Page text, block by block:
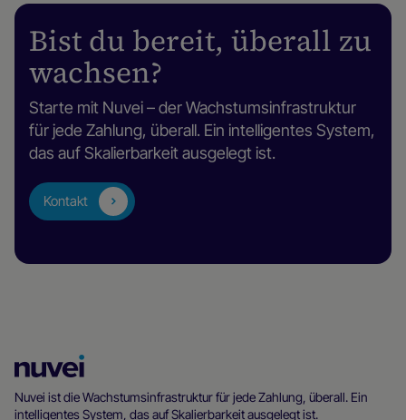
Bist du bereit, überall zu
wachsen?
Starte mit Nuvei – der Wachstumsinfrastruktur
für jede Zahlung, überall. Ein intelligentes System,
das auf Skalierbarkeit ausgelegt ist.
Kontakt
Homepage
Nuvei ist die Wachstumsinfrastruktur für jede Zahlung, überall. Ein
intelligentes System, das auf Skalierbarkeit ausgelegt ist.